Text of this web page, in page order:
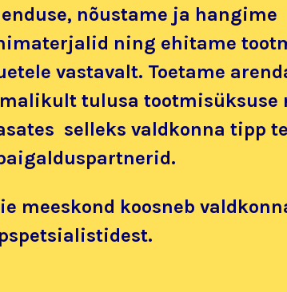
nõustame ja hangime
ning ehitame
vastavalt. Toetame
tulusa tootmisüksuse
selleks valdkonna tipp
meeskond koosneb